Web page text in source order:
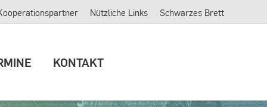
Nützliche Links Schwarzes Brett
KONTAKT